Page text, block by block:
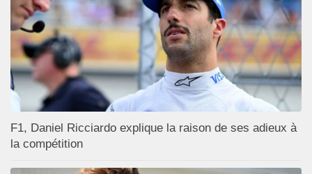
F1, Daniel Ricciardo explique la raison de ses adieux à
la compétition